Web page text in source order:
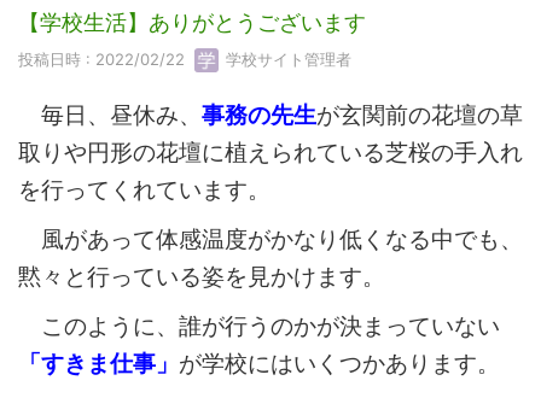
【学校生活】ありがとうございます
投稿日時 : 2022/02/22 学校サイト管理者
毎日、昼休み、 事務の先生が玄関前の花壇の草
取りや円形の花壇に植えられている芝桜の手入れ
を行ってくれています。
風があって体感温度がかなり低くなる中でも、
黙々と行っている姿を見かけます。
このように、誰が行うのかが決まっていない
「すきま仕事」 が学校にはいくつかあります。